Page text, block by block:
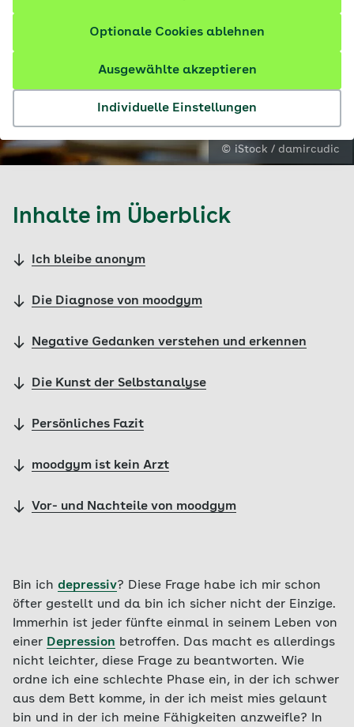
Individuelle Einstellungen
Ausgewählte akzeptieren
Optionale Cookies ablehnen
© iStock / damircudic
Inhalte im Überblick
Ich bleibe anonym
Die Diagnose von moodgym
Negative Gedanken verstehen und erkennen
Die Kunst der Selbstanalyse
Persönliches Fazit
moodgym ist kein Arzt
Vor- und Nachteile von moodgym
Bin ich depressiv? Diese Frage habe ich mir schon
öfter gestellt und da bin ich sicher nicht der Einzige.
Immerhin ist jeder fünfte einmal in seinem Leben von
einer Depression betroffen. Das macht es allerdings
nicht leichter, diese Frage zu beantworten. Wie
ordne ich eine schlechte Phase ein, in der ich schwer
aus dem Bett komme, in der ich meist mies gelaunt
bin und in der ich meine Fähigkeiten anzweifle? In